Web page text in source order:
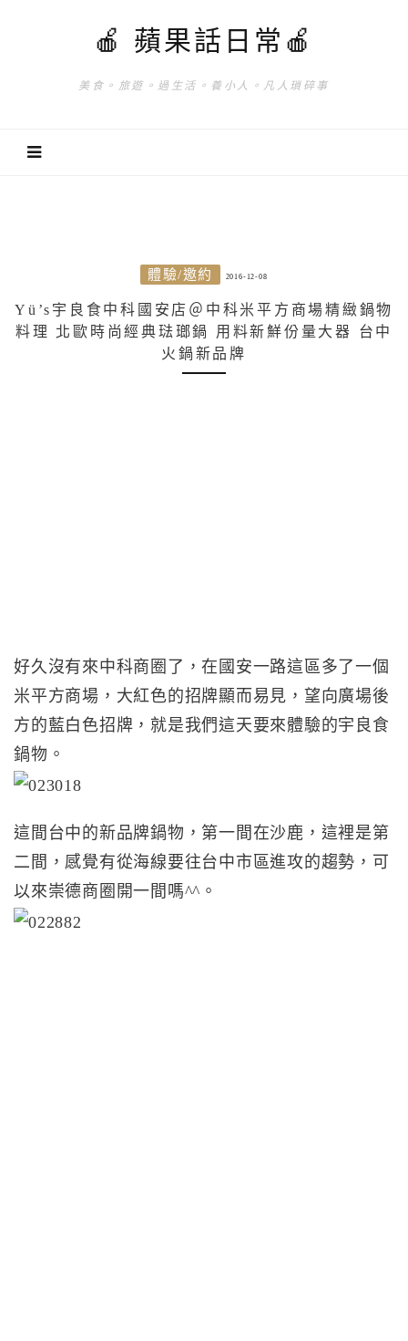
🍎 蘋果話日常🍎
美食。旅遊。過生活。養小人。凡人瑣碎事
體驗/邀約 2016-12-08
Yü’s宇良食中科國安店＠中科米平方商場精緻鍋物
料理 北歐時尚經典琺瑯鍋 用料新鮮份量大器 台中
火鍋新品牌
好久沒有來中科商圈了，在國安一路這區多了一個
米平方商場，大紅色的招牌顯而易見，望向廣場後
方的藍白色招牌，就是我們這天要來體驗的宇良食
鍋物。
這間台中的新品牌鍋物，第一間在沙鹿，這裡是第
二間，感覺有從海線要往台中市區進攻的趨勢，可
以來崇德商圈開一間嗎^^。